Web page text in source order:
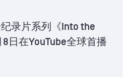
纪录片系列《Into the
日在YouTube全球首播